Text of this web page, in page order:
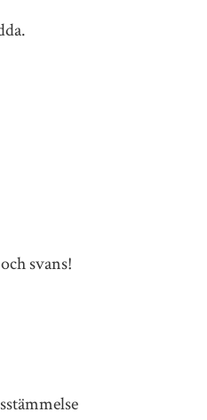
svans!